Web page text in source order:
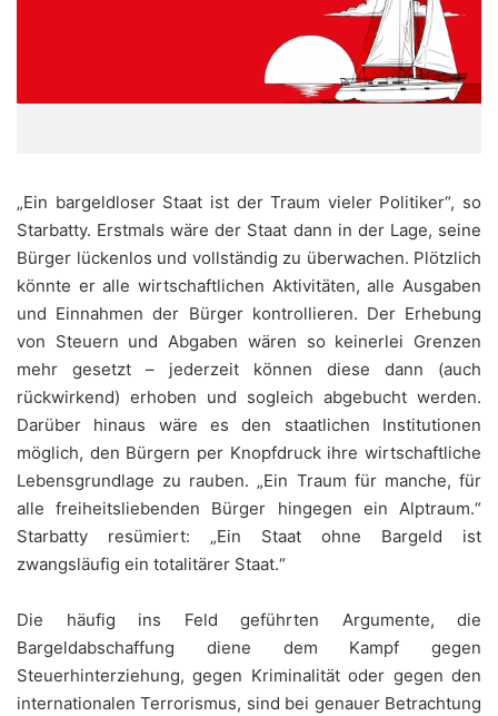
„Ein bargeldloser Staat ist der Traum vieler Politiker“, so
Starbatty. Erstmals wäre der Staat dann in der Lage, seine
Bürger lückenlos und vollständig zu überwachen. Plötzlich
könnte er alle wirtschaftlichen Aktivitäten, alle Ausgaben
und Einnahmen der Bürger kontrollieren. Der Erhebung
von Steuern und Abgaben wären so keinerlei Grenzen
mehr gesetzt – jederzeit können diese dann (auch
rückwirkend) erhoben und sogleich abgebucht werden.
Darüber hinaus wäre es den staatlichen Institutionen
möglich, den Bürgern per Knopfdruck ihre wirtschaftliche
Lebensgrundlage zu rauben. „Ein Traum für manche, für
alle freiheitsliebenden Bürger hingegen ein Alptraum.“
Starbatty resümiert: „Ein Staat ohne Bargeld ist
zwangsläufig ein totalitärer Staat.“
Die häufig ins Feld geführten Argumente, die
Bargeldabschaffung diene dem Kampf gegen
Steuerhinterziehung, gegen Kriminalität oder gegen den
internationalen Terrorismus, sind bei genauer Betrachtung